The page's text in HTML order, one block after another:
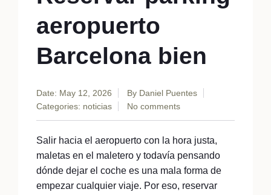
aeropuerto
Barcelona bien
Date: May 12, 2026 By Daniel Puentes
Categories: noticias No comments
Salir hacia el aeropuerto con la hora justa,
maletas en el maletero y todavía pensando
dónde dejar el coche es una mala forma de
empezar cualquier viaje. Por eso, reservar